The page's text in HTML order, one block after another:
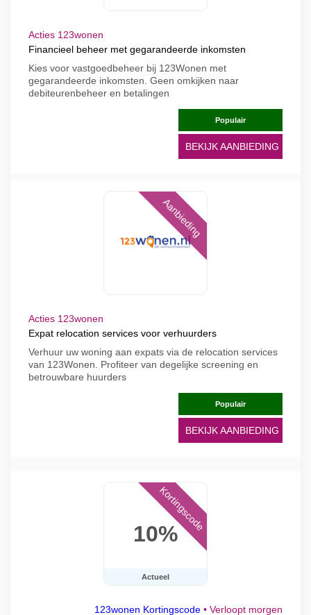
Acties 123wonen
Financieel beheer met gegarandeerde inkomsten
Kies voor vastgoedbeheer bij 123Wonen met
gegarandeerde inkomsten. Geen omkijken naar
debiteurenbeheer en betalingen
Populair
BEKIJK AANBIEDING
Aanbieding
Acties 123wonen
Expat relocation services voor verhuurders
Verhuur uw woning aan expats via de relocation services
van 123Wonen. Profiteer van degelijke screening en
betrouwbare huurders
Populair
BEKIJK AANBIEDING
10%
Actueel
Kortingscode
123wonen Kortingscode • Verloopt morgen